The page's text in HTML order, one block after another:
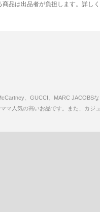
品は出品者が負担します。詳し
、GUCCI、MARC JACOBS
マ人気の高いお品です。また、カジュ